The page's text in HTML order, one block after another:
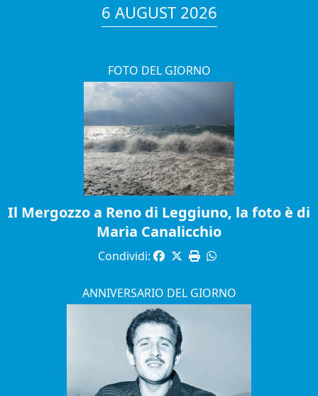
6 AUGUST 2026
FOTO DEL GIORNO
Il Mergozzo a Reno di Leggiuno, la foto è di
Maria Canalicchio
Condividi:
ANNIVERSARIO DEL GIORNO